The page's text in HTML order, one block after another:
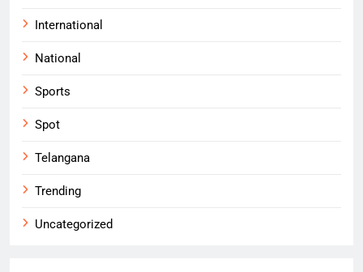
International
National
Sports
Spot
Telangana
Trending
Uncategorized